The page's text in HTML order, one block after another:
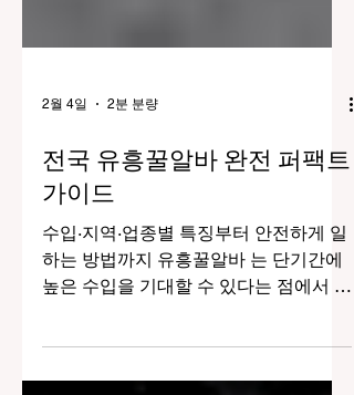
2월 4일 2분 분량
전국 유흥꿀알바 완전 퍼팩트
가이드
수입·지역·업종별 특징부터 안전하게 일
학비, 생활비, 목돈 마련 등 분명한 목적